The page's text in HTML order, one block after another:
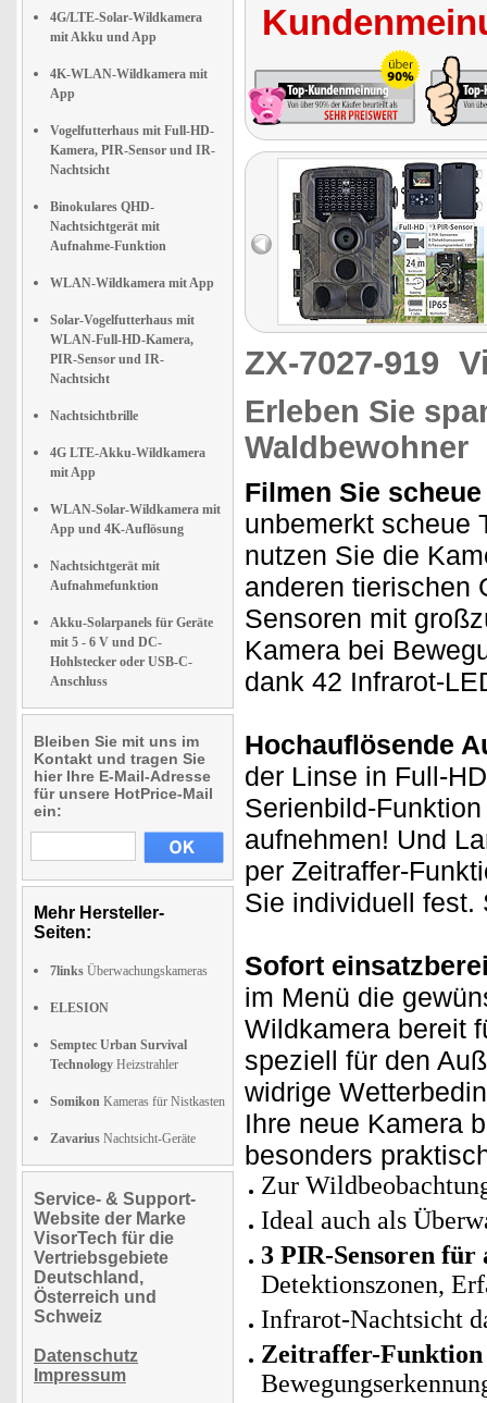
4G/LTE-Solar-Wildkamera
mit Akku und App
4K-WLAN-Wildkamera mit
App
Vogelfutterhaus mit Full-HD-
Kamera, PIR-Sensor und IR-
Nachtsicht
Binokulares QHD-
Nachtsichtgerät mit
Aufnahme-Funktion
WLAN-Wildkamera mit App
Solar-Vogelfutterhaus mit
WLAN-Full-HD-Kamera,
PIR-Sensor und IR-
Nachtsicht
Nachtsichtbrille
4G LTE-Akku-Wildkamera
mit App
WLAN-Solar-Wildkamera mit
App und 4K-Auflösung
Nachtsichtgerät mit
Aufnahmefunktion
Akku-Solarpanels für Geräte
mit 5 - 6 V und DC-
Hohlstecker oder USB-C-
Anschluss
Bleiben Sie mit uns im
Kontakt und tragen Sie
hier Ihre E-Mail-Adresse
für unsere HotPrice-Mail
ein:
Mehr Hersteller-
Seiten:
7links Überwachungskameras
ELESION
Semptec Urban Survival
Technology Heizstrahler
Somikon Kameras für Nistkasten
Zavarius Nachtsicht-Geräte
Service- & Support-
Website der Marke
VisorTech für die
Vertriebsgebiete
Deutschland,
Österreich und
Schweiz
Datenschutz
Impressum
ZX-7027-919
Erleben Sie
Waldbewohner
Filmen Sie
unbemerkt scheue
nutzen Sie die
anderen tierischen
Sensoren mit
Kamera bei
dank 42 Infrarot-
Hochauflösende
der Linse in Full-
Serienbild-
aufnehmen! Und
per Zeitraffer-
Sie individuell fest.
Sofort
im Menü die
Wildkamera bereit
speziell für den
widrige
Ihre neue Kamera
besonders
Zur
Ideal auch als
3 PIR-Sensoren für
Detektionszonen,
Infrarot-Nachtsicht
Zeitraffer-Funktion